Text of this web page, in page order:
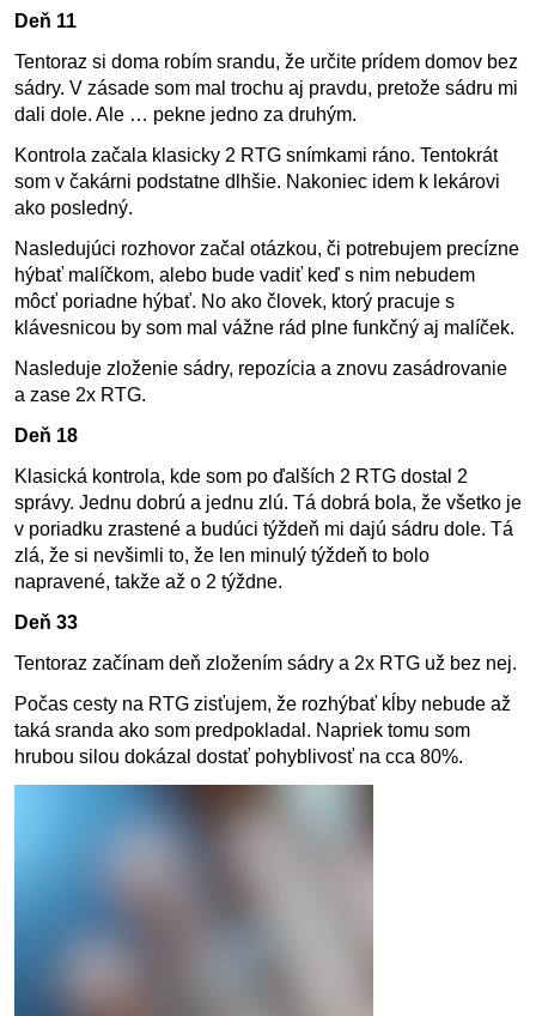
Deň 11
Tentoraz si doma robím srandu, že určite prídem domov bez
sádry. V zásade som mal trochu aj pravdu, pretože sádru mi
dali dole. Ale … pekne jedno za druhým.
Kontrola začala klasicky 2 RTG snímkami ráno. Tentokrát
som v čakárni podstatne dlhšie. Nakoniec idem k lekárovi
ako posledný.
Nasledujúci rozhovor začal otázkou, či potrebujem precízne
hýbať malíčkom, alebo bude vadiť keď s nim nebudem
môcť poriadne hýbať. No ako človek, ktorý pracuje s
klávesnicou by som mal vážne rád plne funkčný aj malíček.
Nasleduje zloženie sádry, repozícia a znovu zasádrovanie
a zase 2x RTG.
Deň 18
Klasická kontrola, kde som po ďalších 2 RTG dostal 2
správy. Jednu dobrú a jednu zlú. Tá dobrá bola, že všetko je
v poriadku zrastené a budúci týždeň mi dajú sádru dole. Tá
zlá, že si nevšimli to, že len minulý týždeň to bolo
napravené, takže až o 2 týždne.
Deň 33
Tentoraz začínam deň zložením sádry a 2x RTG už bez nej.
Počas cesty na RTG zisťujem, že rozhýbať kĺby nebude až
taká sranda ako som predpokladal. Napriek tomu som
hrubou silou dokázal dostať pohyblivosť na cca 80%.